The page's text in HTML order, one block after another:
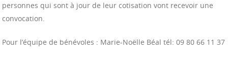
personnes qui sont à jour de leur cotisation vont recevoir une
convocation.
Pour l’équipe de bénévoles : Marie-Noëlle Béal tél: 09 80 66 11 37